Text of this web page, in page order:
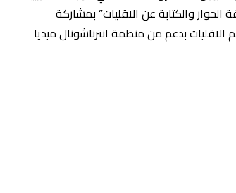
والكتابة عن الاقليات” بمشاركة
بدعم من منظمة انترناشونال ميديا